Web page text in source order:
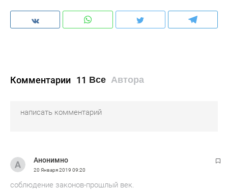
Комментарии 11 Все Автора
Анонимно
20 Января 2019 09:20
соблюдение законов-прошлый век.